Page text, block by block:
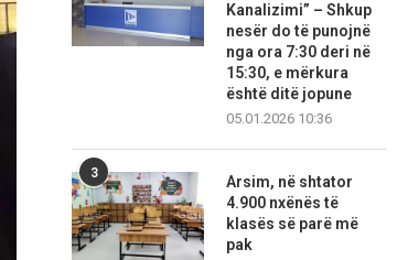
Kanalizimi” – Shkup
nesër do të punojnë
nga ora 7:30 deri në
15:30, e mërkura
është ditë jopune
05.01.2026 10:36
3
Arsim, në shtator
4.900 nxënës të
klasës së parë më
pak